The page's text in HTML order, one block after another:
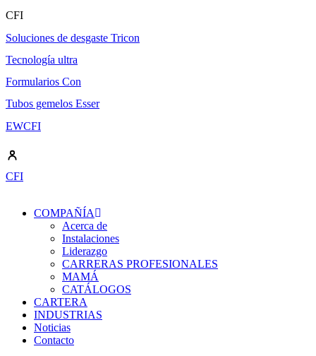
Ir
contenido
CFI
Soluciones de desgaste Tricon
Tecnología ultra
Formularios Con
Tubos gemelos Esser
EWCFI
CFI
COMPAÑÍA
Acerca de
Instalaciones
Liderazgo
CARRERAS PROFESIONALES
MAMÁ
CATÁLOGOS
CARTERA
INDUSTRIAS
Noticias
Contacto